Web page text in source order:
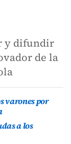
y difundir
de la
varones por
a los